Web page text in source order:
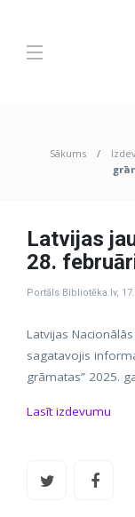
Sākums
Latvijas
28.
Portāls Bibliotēka.lv,
Latvijas
sagatavojis
grāmatas” 2025.
Lasīt izdevumu